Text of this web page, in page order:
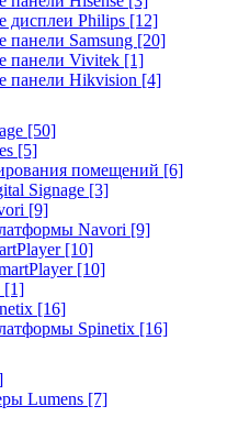
дисплеи Philips [12]
панели Samsung [20]
панели Vivitek [1]
панели Hikvision [4]
[50]
[5]
помещений [6]
Signage [3]
[9]
Navori [9]
[10]
[10]
[1]
[16]
Spinetix [16]
Lumens [7]